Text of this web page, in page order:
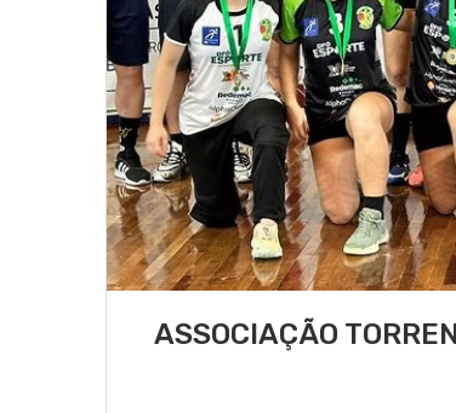
ASSOCIAÇÃO